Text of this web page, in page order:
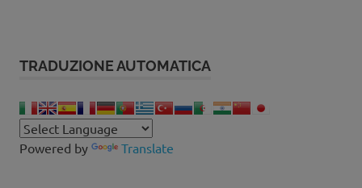
TRADUZIONE AUTOMATICA
Powered by Translate